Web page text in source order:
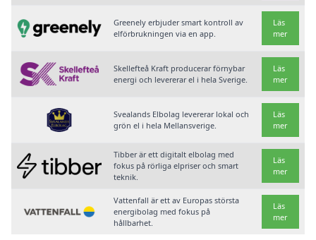
Greenely erbjuder smart kontroll av
elförbrukningen via en app.
Läs
mer
Skellefteå Kraft producerar förnybar
energi och levererar el i hela Sverige.
Läs
mer
Svealands Elbolag levererar lokal och
grön el i hela Mellansverige.
Läs
mer
Tibber är ett digitalt elbolag med
fokus på rörliga elpriser och smart
teknik.
Läs
mer
Vattenfall är ett av Europas största
energibolag med fokus på
hållbarhet.
Läs
mer